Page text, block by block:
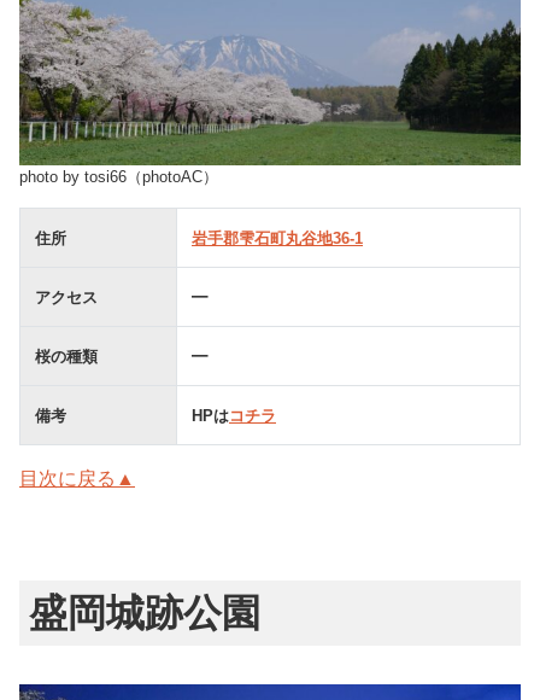
photo by tosi66（photoAC）
住所 岩手郡雫石町丸谷地36-1
アクセス ━
桜の種類 ━
備考 HPはコチラ
目次に戻る▲
盛岡城跡公園